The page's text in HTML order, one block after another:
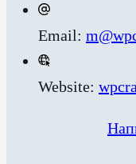
Email:
Website: